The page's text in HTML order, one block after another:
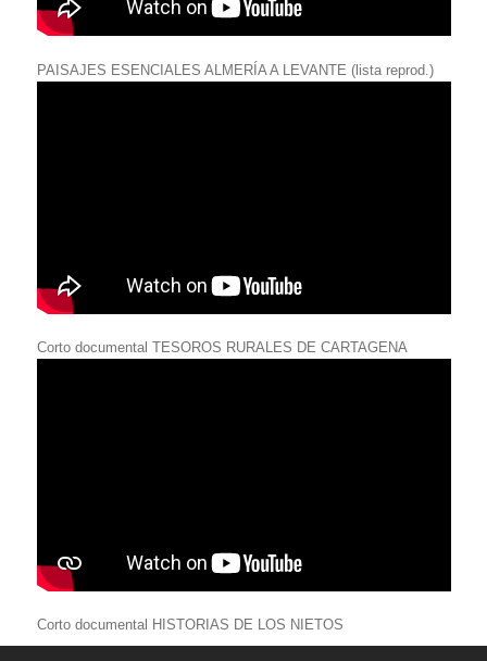
PAISAJES ESENCIALES ALMERÍA A LEVANTE (lista reprod.)
Corto documental TESOROS RURALES DE CARTAGENA
Corto documental HISTORIAS DE LOS NIETOS